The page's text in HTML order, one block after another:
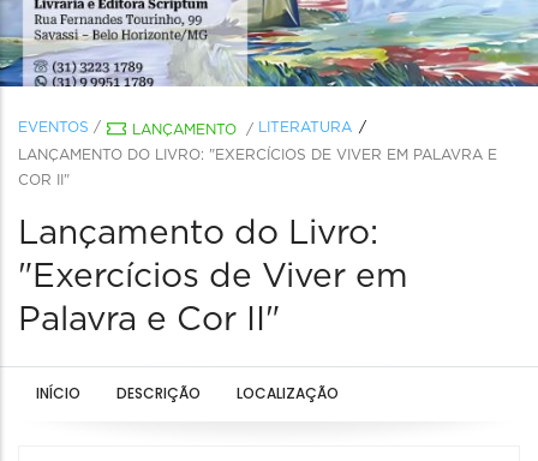
EVENTOS / LANÇAMENTO /
LITERATURA
LANÇAMENTO DO LIVRO: "EXERCÍCIOS DE VIVER EM PALAVRA E
COR II"
Lançamento do Livro:
"Exercícios de Viver em
Palavra e Cor II"
INÍCIO DESCRIÇÃO LOCALIZAÇÃO